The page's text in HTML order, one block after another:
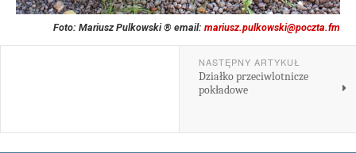
Foto: Mariusz Pulkowski ® email: mariusz.pulkowski@poczta.fm
NASTĘPNY ARTYKUŁ
Działko przeciwlotnicze
pokładowe